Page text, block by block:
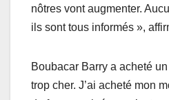
nôtres vont augmenter.
ils sont tous informés »,
Boubacar Barry a acheté
trop cher. J’ai acheté mon